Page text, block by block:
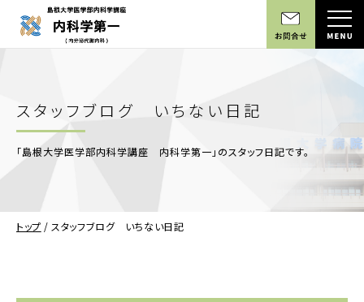
スタッフブログ いちない日記
「島根大学医学部内科学講座 内科学第一」のスタッフ日記です。
トップ / スタッフブログ いちない日記